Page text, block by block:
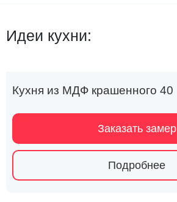
Идеи кухни:
Кухня из МДФ крашенного 40
Заказать замер
Подробнее